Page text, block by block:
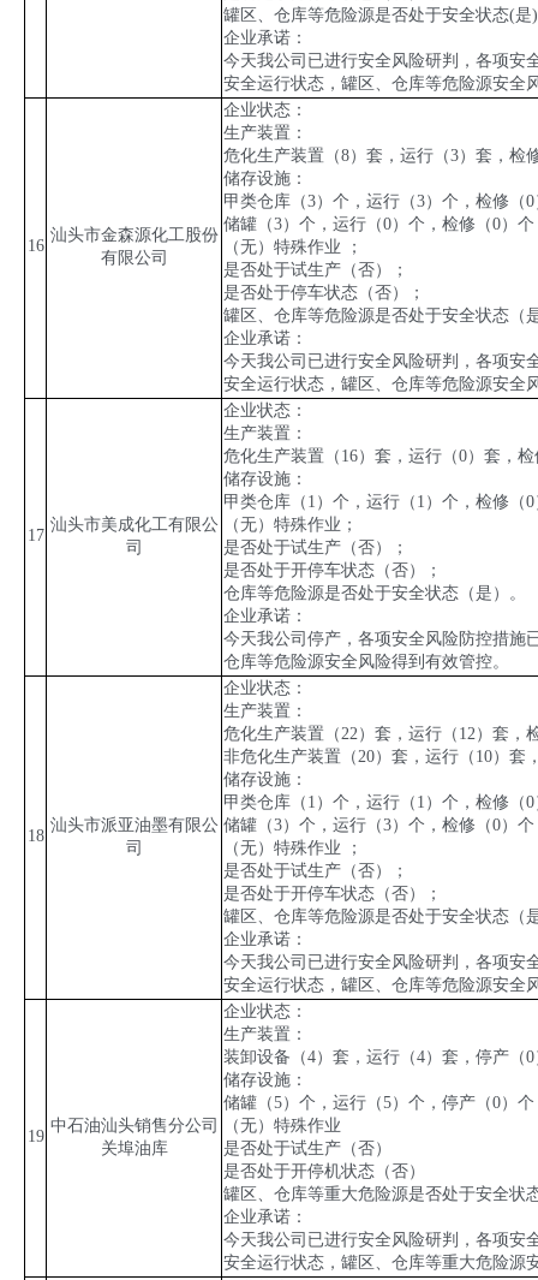
罐区、仓库等危险源是否处于安全状态(是)
企业承诺：
今天我公司已进行安全风险研判，各项安
安全运行状态，罐区、仓库等危险源安全
16
汕头市金森源化工股份
有限公司
企业状态：
生产装置：
危化生产装置（8）套，运行（3）套，检
储存设施：
甲类仓库（3）个，运行（3）个，检修（0
储罐（3）个，运行（0）个，检修（0）
（无）特殊作业 ；
是否处于试生产（否）；
是否处于停车状态（否）；
罐区、仓库等危险源是否处于安全状态（
企业承诺：
今天我公司已进行安全风险研判，各项安
安全运行状态，罐区、仓库等危险源安全
17
汕头市美成化工有限公
司
企业状态：
生产装置：
危化生产装置（ 16）套，运行（0）套，
储存设施：
甲类仓库（ 1 ）个，运行（ 1 ）个，检修（0
（无）特殊作业；
是否处于试生产（否）；
是否处于开停车状态（否）；
仓库等危险源是否处于安全状态（是）。
企业承诺：
今天我公司停产，各项安全风险防控措施
仓库等危险源安全风险得到有效管控。
18
汕头市派亚油墨有限公
司
企业状态：
生产装置：
危化生产装置（22）套，运行（ 12）套，
非危化生产装置（20）套，运行（ 10）套
储存设施：
甲类仓库（ 1 ）个，运行（ 1 ）个，检修（0
储罐（3）个，运行（3）个，检修（0）
（无）特殊作业 ；
是否处于试生产（否）；
是否处于开停车状态（否）；
罐区、仓库等危险源是否处于安全状态（
企业承诺：
今天我公司已进行安全风险研判，各项安
安全运行状态，罐区、仓库等危险源安全
19
中石油汕头销售分公司
关埠油库
企业状态：
生产装置：
装卸设备（4）套，运行（4）套，停产（0
储存设施：
储罐（5）个，运行（5）个，停产（0）
（无）特殊作业
是否处于试生产（否）
是否处于开停机状态（否）
罐区、仓库等重大危险源是否处于安全状
企业承诺：
今天我公司已进行安全风险研判，各项安
安全运行状态，罐区、仓库等重大危险源